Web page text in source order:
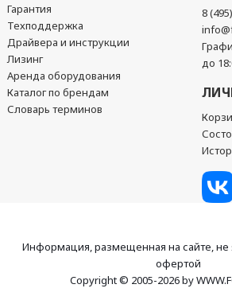
Гарантия
Техподдержка
Драйвера и инструкции
Лизинг
Аренда оборудования
Каталог по брендам
Словарь терминов
8
до
Информация, размещенная на сайте, не
офертой
Copyright © 2005-2026 by